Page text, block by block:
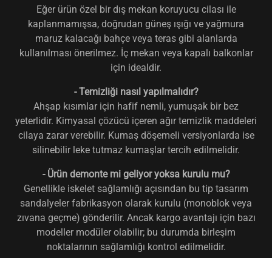
Eğer ürün özel bir dış mekan koruyucu cilası ile
kaplanmamışsa, doğrudan güneş ışığı ve yağmura
maruz kalacağı bahçe veya teras gibi alanlarda
kullanılması önerilmez. İç mekan veya kapalı balkonlar
için idealdir.
- Temizliği nasıl yapılmalıdır?
Ahşap kısımlar için hafif nemli, yumuşak bir bez
yeterlidir. Kimyasal çözücü içeren ağır temizlik maddeleri
cilaya zarar verebilir. Kumaş döşemeli versiyonlarda ise
silinebilir leke tutmaz kumaşlar tercih edilmelidir.
- Ürün demonte mi geliyor yoksa kurulu mu?
Genellikle iskelet sağlamlığı açısından bu tip tasarım
sandalyeler fabrikasyon olarak kurulu (monoblok veya
zıvana geçme) gönderilir. Ancak kargo avantajı için bazı
modeller modüler olabilir; bu durumda birleşim
noktalarının sağlamlığı kontrol edilmelidir.